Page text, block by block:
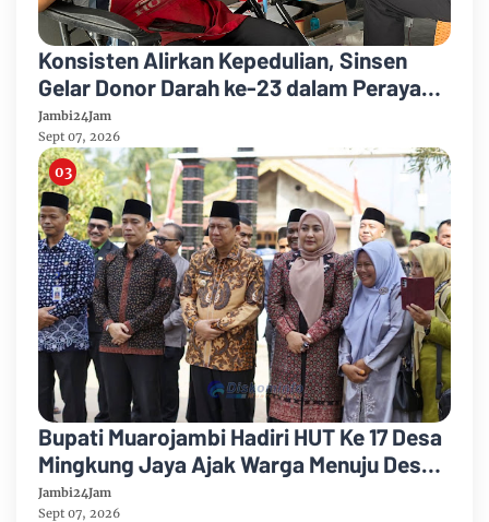
Konsisten Alirkan Kepedulian, Sinsen
Gelar Donor Darah ke-23 dalam Perayaan
Anniversary Sinsen
Jambi24Jam
Sept 07, 2026
Bupati Muarojambi Hadiri HUT Ke 17 Desa
Mingkung Jaya Ajak Warga Menuju Desa
Mandiri 2026
Jambi24Jam
Sept 07, 2026